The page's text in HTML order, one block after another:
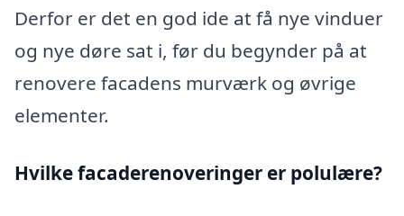
Derfor er det en god ide at få nye vinduer
og nye døre sat i, før du begynder på at
renovere facadens murværk og øvrige
elementer.
Hvilke facaderenoveringer er polulære?